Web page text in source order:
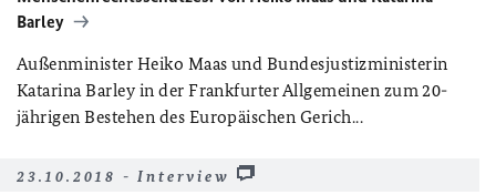
Barley
Außenminister Heiko Maas und Bundesjustizministerin
Katarina Barley in der Frankfurter Allgemeinen zum 20-
jährigen Bestehen des Europäischen Gerich...
23.10.2018 - Interview